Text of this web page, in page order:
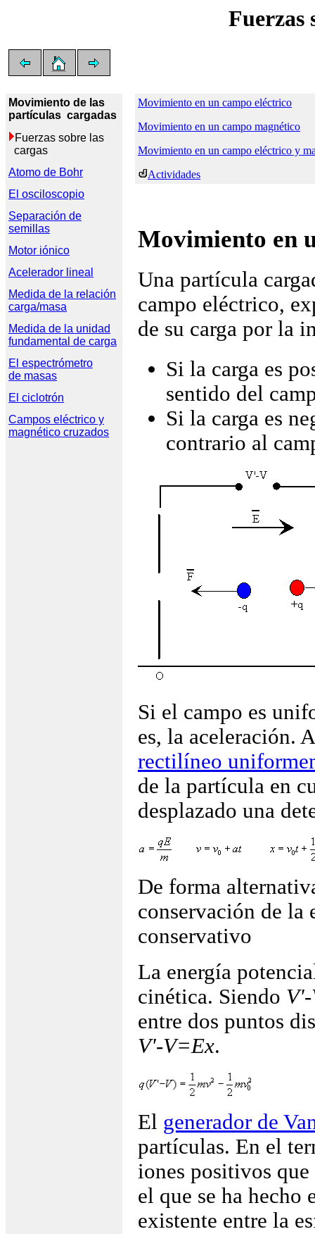
Fuerzas
Movimiento de las
partículas  cargadas
Fuerzas sobre las
  cargas
Atomo de Bohr
El osciloscopio
Separación de
semillas
Motor iónico
Acelerador lineal
Medida de la relación
carga/masa
Medida de la unidad
fundamental de carga
El espectrómetro
de masas
El ciclotrón
Campos eléctrico y
magnético cruzados
Movimiento en un campo eléctrico
Movimiento en un campo magnético
Movimiento en un campo eléctrico y
Actividades
Movimiento en
Una partícula
campo eléctrico,
de su carga por la
Si la carga es
sentido del
Si la carga es
contrario al
Si el campo es
es, la aceleración.
rectilíneo
de la partícula en
desplazado una
De forma
conservación de la
conservativo
La energía
cinética. Siendo
entre dos puntos
V'-V=Ex.
El generador de
partículas. En el
iones positivos
el que se ha
existente entre la